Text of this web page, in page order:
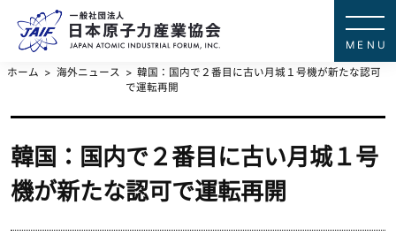
ホーム 海外ニュース
韓国：国内で２番目に古い月城１号機が新たな認可
で運転再開
韓国：国内で２番目に古い月城１号
機が新たな認可で運転再開